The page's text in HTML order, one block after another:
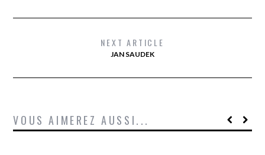
NEXT ARTICLE
JAN SAUDEK
VOUS AIMEREZ AUSSI...